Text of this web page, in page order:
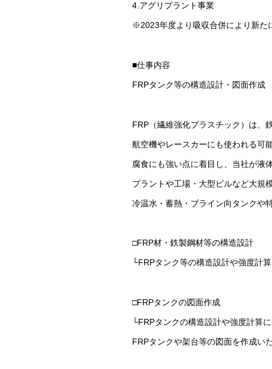
4.アグリプラント事業
※2023年度より吸収合併により新た
■仕事内容
FRPタンク等の構造設計・図面作成
FRP（繊維強化プラスチック）は、
航空機やレースカーにも使われる可
腐食にも強い点に着目し、当社が液
プラントや工場・大型ビルなど大規
冷温水・蓄熱・ブライン向タンクや
□FRP材・鉄製鋼材等の構造設計
└FRPタンク等の構造設計や強度計算
□FRPタンクの図面作成
└FRPタンクの構造設計や強度計算
FRPタンクや架台等の図面を作成い